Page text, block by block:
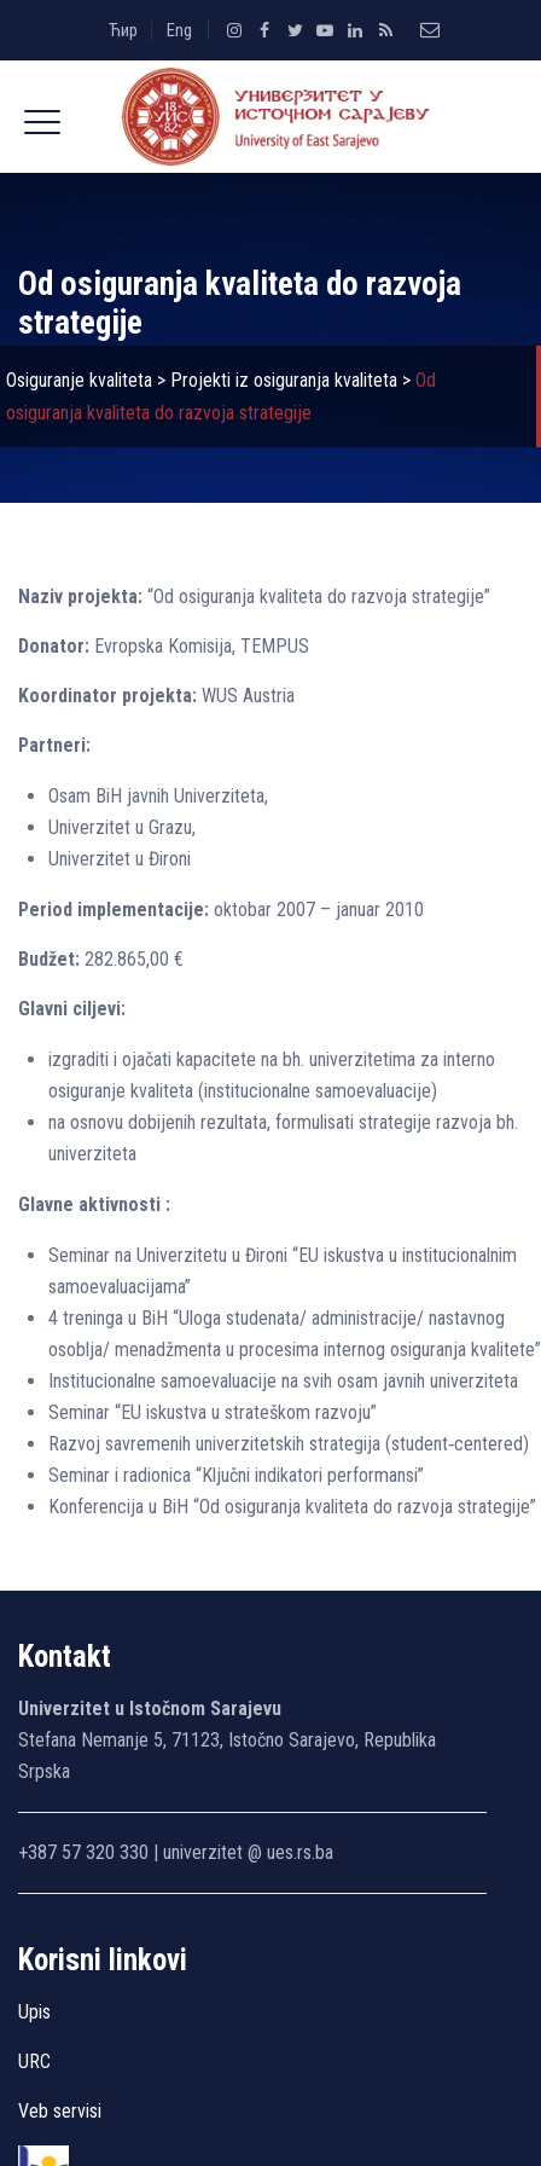
Ћир Eng
Od osiguranja kvaliteta do razvoja
strategije
Osiguranje kvaliteta > Projekti iz osiguranja kvaliteta > Od
osiguranja kvaliteta do razvoja strategije
Naziv projekta: “Od osiguranja kvaliteta do razvoja strategije”
Donator: Evropska Komisija, TEMPUS
Koordinator projekta: WUS Austria
Partneri:
Osam BiH javnih Univerziteta,
Univerzitet u Grazu,
Univerzitet u Đironi
Period implementacije: oktobar 2007 – januar 2010
Budžet: 282.865,00 €
Glavni ciljevi:
izgraditi i ojačati kapacitete na bh. univerzitetima za interno
osiguranje kvaliteta (institucionalne samoevaluacije)
na osnovu dobijenih rezultata, formulisati strategije razvoja bh.
univerziteta
Glavne aktivnosti :
Seminar na Univerzitetu u Đironi “EU iskustva u institucionalnim
samoevaluacijama”
4 treninga u BiH “Uloga studenata/ administracije/ nastavnog
osoblja/ menadžmenta u procesima internog osiguranja kvalitete”
Institucionalne samoevaluacije na svih osam javnih univerziteta
Seminar “EU iskustva u strateškom razvoju”
Razvoj savremenih univerzitetskih strategija (student‐centered)
Seminar i radionica “Ključni indikatori performansi”
Konferencija u BiH “Od osiguranja kvaliteta do razvoja strategije”
Kontakt
Univerzitet u Istočnom Sarajevu
Stefana Nemanje 5, 71123, Istočno Sarajevo, Republika
Srpska
+387 57 320 330 | univerzitet @ ues.rs.ba
Korisni linkovi
Upis
URC
Veb servisi